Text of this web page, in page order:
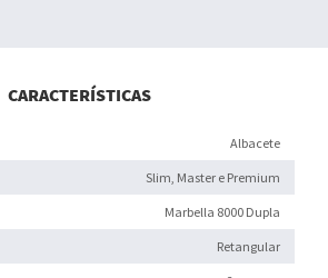
CARACTERÍSTICAS
Albacete
Slim, Master e Premium
Marbella 8000 Dupla
Retangular